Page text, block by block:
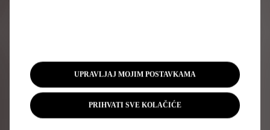
DS DRIVER ATTENTION MONITORING
UPRAVLJAJ MOJIM POSTAVKAMA
PRIHVATI SVE KOLAČIĆE